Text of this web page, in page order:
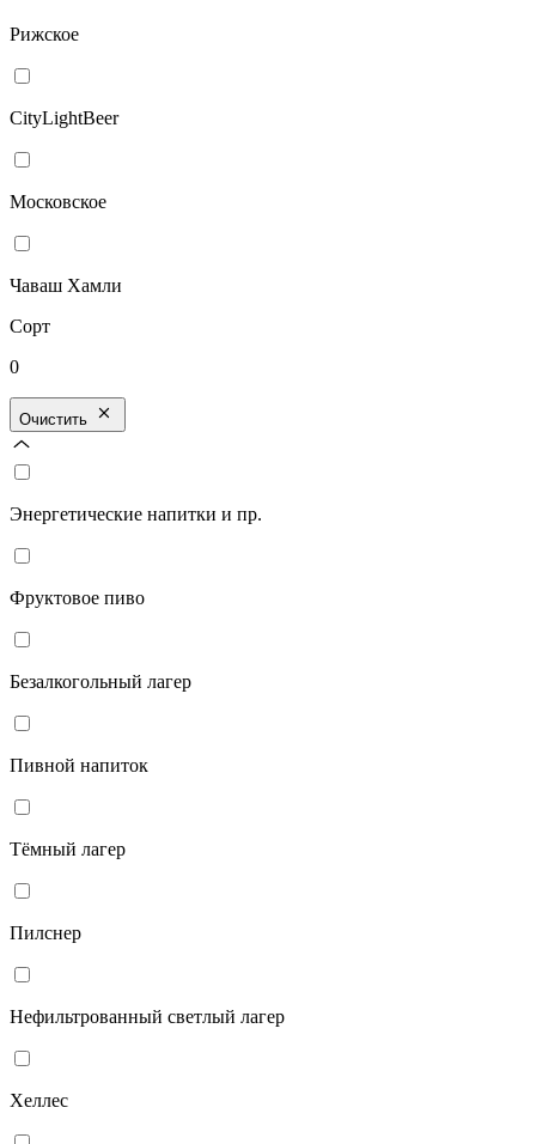
Рижское
CityLightBeer
Московское
Чаваш Хамли
Сорт
0
Очистить
Энергетические напитки и пр.
Фруктовое пиво
Безалкогольный лагер
Пивной напиток
Тёмный лагер
Пилснер
Нефильтрованный светлый лагер
Хеллес